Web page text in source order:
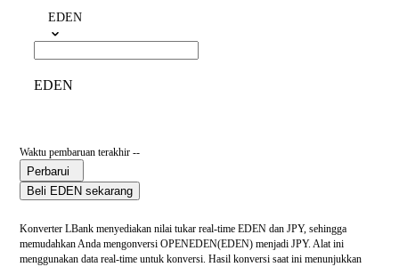
EDEN
EDEN
Waktu pembaruan terakhir --
Perbarui
Beli EDEN sekarang
Konverter LBank menyediakan nilai tukar real-time EDEN dan JPY, sehingga
memudahkan Anda mengonversi OPENEDEN(EDEN) menjadi JPY. Alat ini
menggunakan data real-time untuk konversi. Hasil konversi saat ini menunjukkan